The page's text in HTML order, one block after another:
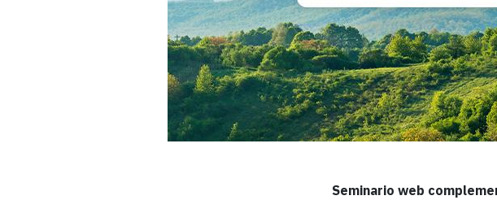
Seminario web